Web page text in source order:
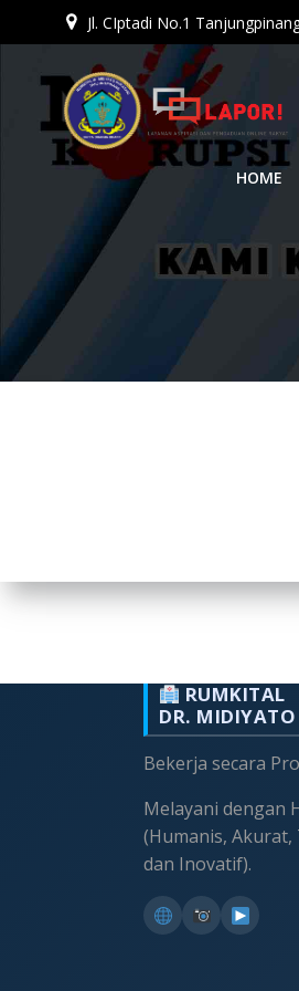
Jl. CIptadi No.1
HOME
RUMKITAL
DR.
Bekerja secara
Melayani dengan
(Humanis, Akurat,
dan Inovatif).